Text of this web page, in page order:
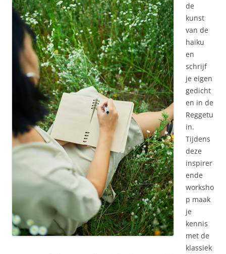
de
kunst
van de
haiku
en
schrijf
je eigen
gedicht
en in de
Reggetu
in.
Tijdens
deze
inspirer
ende
worksho
p maak
je
kennis
met de
klassiek